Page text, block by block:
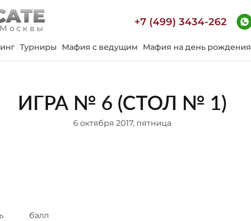
+7 (499) 3434-262
Турниры Мафия с ведущим Мафия на день рождения
ИГРА № 6 (СТОЛ № 1)
6 октября 2017, пятница
балл